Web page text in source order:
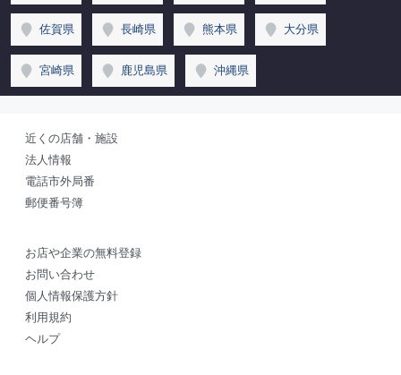
佐賀県 長崎県 熊本県 大分県
宮崎県 鹿児島県 沖縄県
近くの店舗・施設
法人情報
電話市外局番
郵便番号簿
お店や企業の無料登録
お問い合わせ
個人情報保護方針
利用規約
ヘルプ